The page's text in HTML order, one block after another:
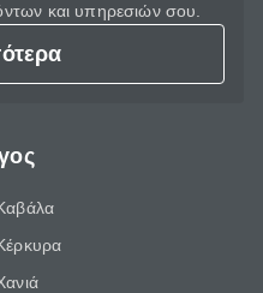
και υπηρεσιών σου.